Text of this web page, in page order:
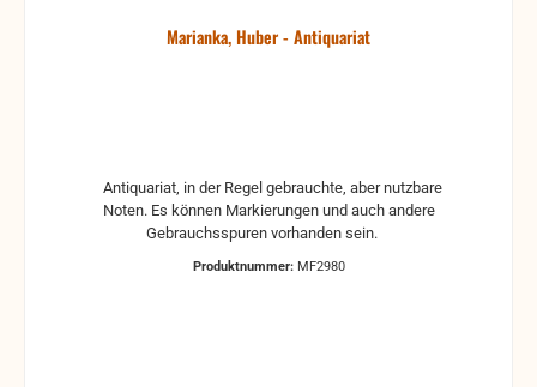
Marianka, Huber - Antiquariat
Noten. Es können Markierungen und auch andere
Produktnummer: MF2980